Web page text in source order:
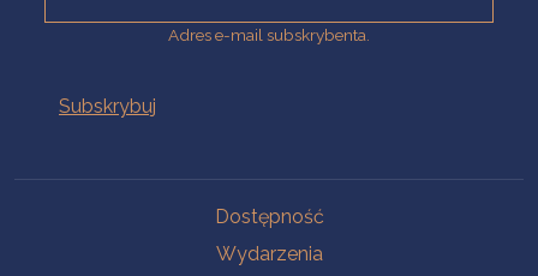
Adres e-mail subskrybenta.
Dostępność
Wydarzenia